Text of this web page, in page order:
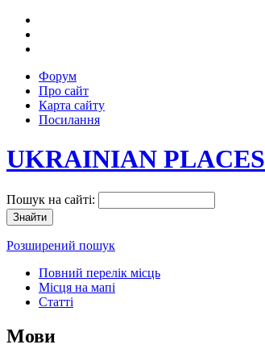
Форум
Про сайт
Карта сайту
Посилання
UKRAINIAN PLACES
Пошук на сайті:
Розширений пошук
Повний перелік місць
Місця на мапі
Статті
Мови